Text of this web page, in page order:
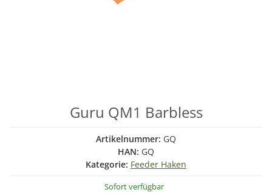
Guru QM1 Barbless
Artikelnummer: GQ
HAN: GQ
Kategorie: Feeder Haken
Sofort verfügbar